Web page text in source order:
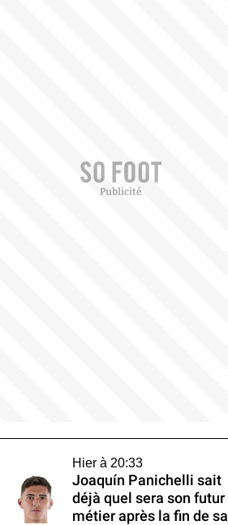
Hier à 20:33
Joaquín Panichelli sait
déjà quel sera son futur
métier après la fin de sa